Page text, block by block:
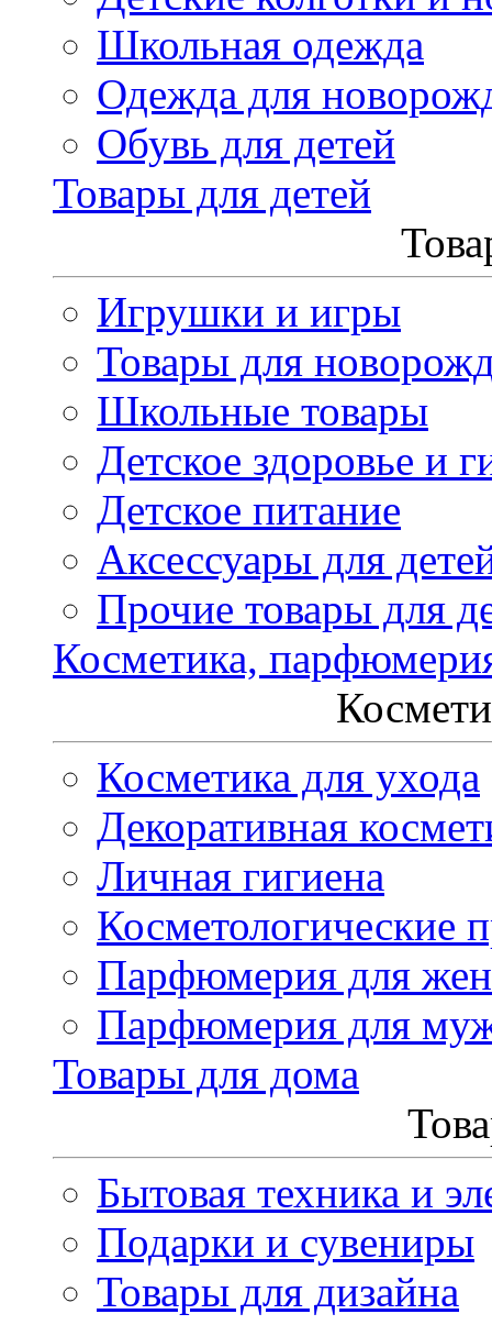
Школьная одежда
Одежда для
Обувь для детей
Товары для детей
Игрушки и игры
Товары для
Школьные товары
Детское здоровье и
Детское питание
Аксессуары для
Прочие товары для
Косметика,
Косметика для ухода
Декоративная
Личная гигиена
Косметологические
Парфюмерия для
Парфюмерия для
Товары для дома
Бытовая техника и
Подарки и сувениры
Товары для дизайна